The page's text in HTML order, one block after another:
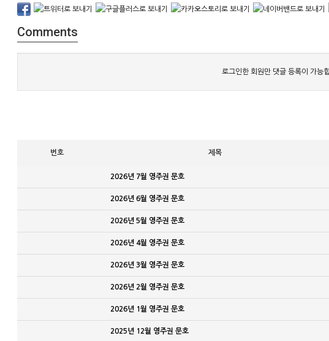
Comments
로그인한 회원만 댓글 등록이 가능
번호 제목
2026년 7월 영주권 문호
2026년 6월 영주권 문호
2026년 5월 영주권 문호
2026년 4월 영주권 문호
2026년 3월 영주권 문호
2026년 2월 영주권 문호
2026년 1월 영주권 문호
2025년 12월 영주권 문호